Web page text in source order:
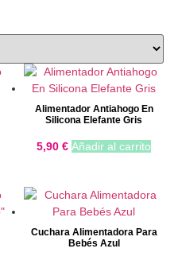
Alimentador Antiahogo En
Silicona Elefante Gris
5,90 € Añadir al carrito
Cuchara Alimentadora Para
Bebés Azul